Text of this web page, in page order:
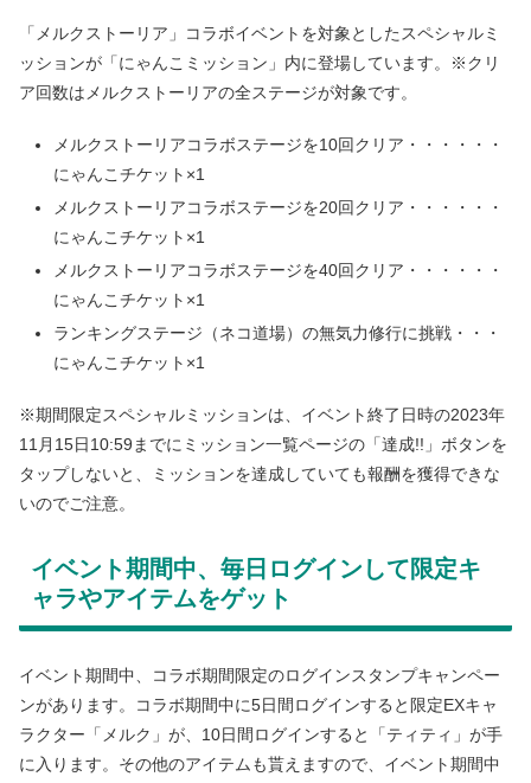
「メルクストーリア」コラボイベントを対象としたスペシャルミ
ッションが「にゃんこミッション」内に登場しています。※クリ
ア回数はメルクストーリアの全ステージが対象です。
メルクストーリアコラボステージを10回クリア・・・・・・
にゃんこチケット×1
メルクストーリアコラボステージを20回クリア・・・・・・
にゃんこチケット×1
メルクストーリアコラボステージを40回クリア・・・・・・
にゃんこチケット×1
ランキングステージ（ネコ道場）の無気力修行に挑戦・・・
にゃんこチケット×1
※期間限定スペシャルミッションは、イベント終了日時の2023年
11月15日10:59までにミッション一覧ページの「達成!!」ボタンを
タップしないと、ミッションを達成していても報酬を獲得できな
いのでご注意。
イベント期間中、毎日ログインして限定キ
ャラやアイテムをゲット
イベント期間中、コラボ期間限定のログインスタンプキャンペー
ンがあります。コラボ期間中に5日間ログインすると限定EXキャ
ラクター「メルク」が、10日間ログインすると「ティティ」が手
に入ります。その他のアイテムも貰えますので、イベント期間中